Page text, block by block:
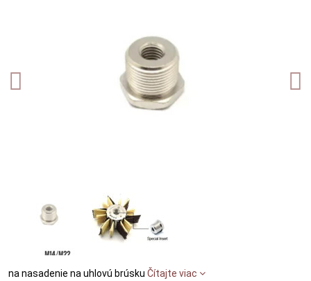
na nasadenie na uhlovú brúsku Čítajte viac